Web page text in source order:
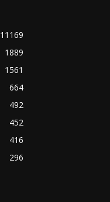
11169
1889
1561
664
492
452
416
296